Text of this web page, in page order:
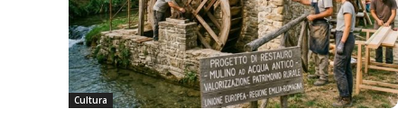
Cultura